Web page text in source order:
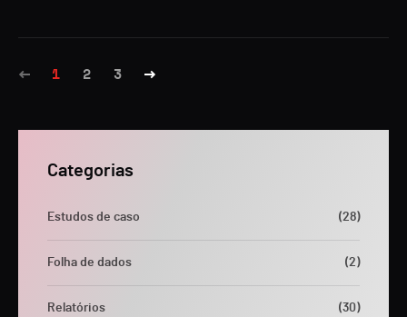
Categorias
Estudos de caso (28)
Folha de dados (2)
Relatórios (30)
1 2 3